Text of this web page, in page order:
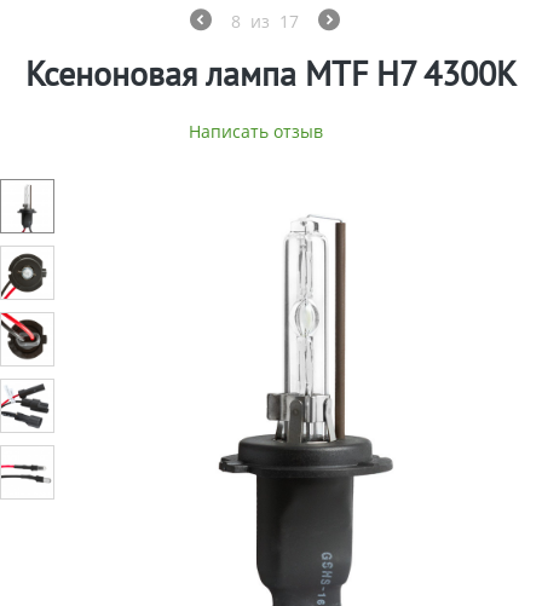
8 из 17
Ксеноновая лампа MTF H7 4300K
Написать отзыв